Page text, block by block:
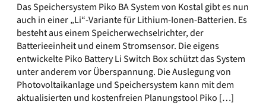
Das Speichersystem Piko BA System von Kostal gibt es nun
auch in einer „Li“-Variante für Lithium-Ionen-Batterien. Es
besteht aus einem Speicherwechselrichter, der
Batterieeinheit und einem Stromsensor. Die eigens
entwickelte Piko Battery Li Switch Box schützt das System
unter anderem vor Überspannung. Die Auslegung von
Photovoltaikanlage und Speichersystem kann mit dem
aktualisierten und kostenfreien Planungstool Piko […]